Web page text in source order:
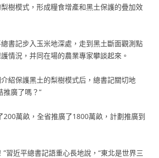
樹模式，形成糧食增產和黑土保護的疊加效
書記步入玉米地深處，走到黑土斷面觀測點
情況，并同在場的農業專家攀談起來。
紹保護黑土的梨樹模式后，總書記關切地
推廣了嗎？”
200萬畝，全省推廣了1800萬畝，計劃推廣到
”習近平總書記語重心長地說，“東北是世界三